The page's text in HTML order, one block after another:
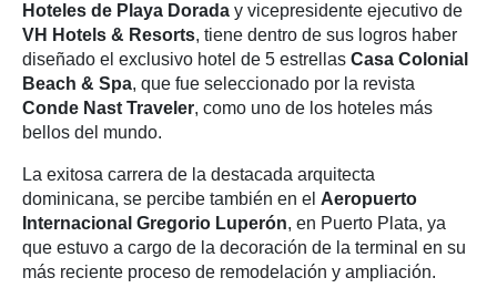
Hoteles de Playa Dorada y vicepresidente ejecutivo de
VH Hotels & Resorts, tiene dentro de sus logros haber
diseñado el exclusivo hotel de 5 estrellas Casa Colonial
Beach & Spa, que fue seleccionado por la revista
Conde Nast Traveler, como uno de los hoteles más
bellos del mundo.
La exitosa carrera de la destacada arquitecta
dominicana, se percibe también en el Aeropuerto
Internacional Gregorio Luperón, en Puerto Plata, ya
que estuvo a cargo de la decoración de la terminal en su
más reciente proceso de remodelación y ampliación.